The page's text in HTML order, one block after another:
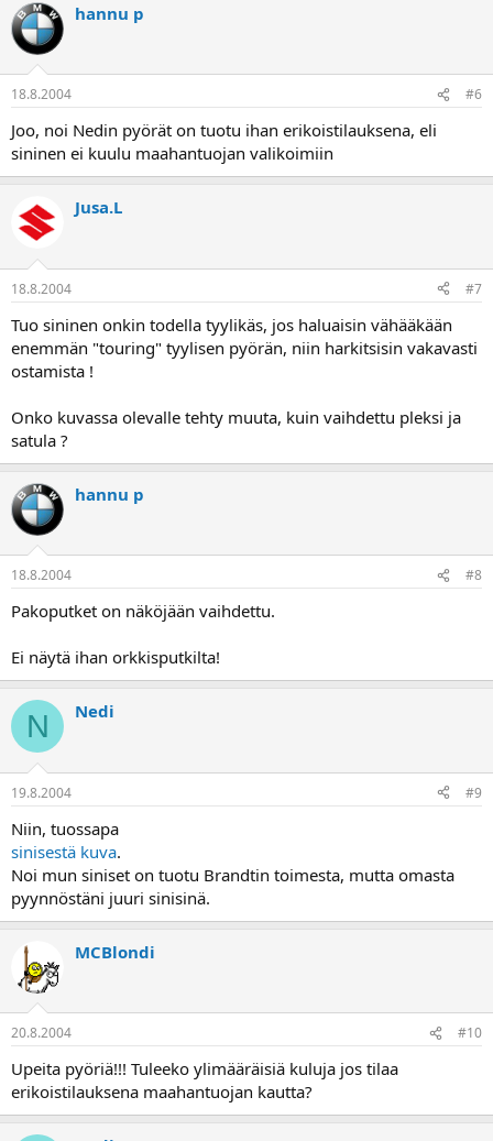
hannu p
18.8.2004 #6
Joo, noi Nedin pyörät on tuotu ihan erikoistilauksena, eli
sininen ei kuulu maahantuojan valikoimiin
Jusa.L
18.8.2004 #7
Tuo sininen onkin todella tyylikäs, jos haluaisin vähääkään
enemmän "touring" tyylisen pyörän, niin harkitsisin vakavasti
ostamista !
Onko kuvassa olevalle tehty muuta, kuin vaihdettu pleksi ja
satula ?
hannu p
18.8.2004 #8
Pakoputket on näköjään vaihdettu.
Ei näytä ihan orkkisputkilta!
N Nedi
19.8.2004 #9
Niin, tuossapa
sinisestä kuva.
Noi mun siniset on tuotu Brandtin toimesta, mutta omasta
pyynnöstäni juuri sinisinä.
MCBlondi
20.8.2004 #10
Upeita pyöriä!!! Tuleeko ylimääräisiä kuluja jos tilaa
erikoistilauksena maahantuojan kautta?